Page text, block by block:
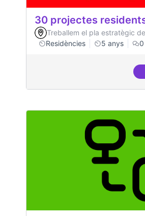
30 projectes
Treballem el pla estratègic
Residències
5 anys 0